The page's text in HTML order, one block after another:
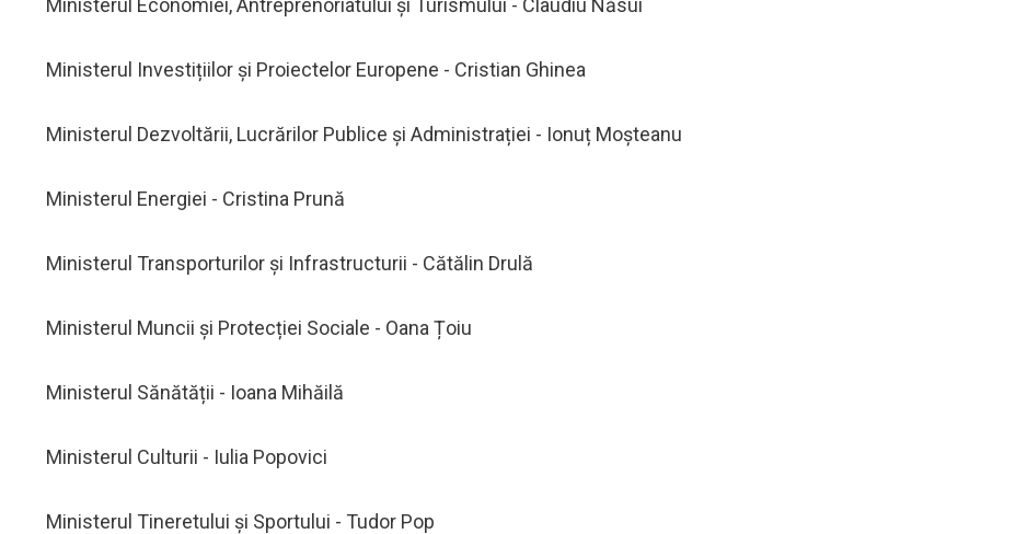
Ministerul Investițiilor și Proiectelor Europene - Cristian Ghinea
Ministerul Dezvoltării, Lucrărilor Publice și Administrației - Ionuț Moșteanu
Ministerul Energiei - Cristina Prună
Ministerul Transporturilor și Infrastructurii - Cătălin Drulă
Ministerul Muncii și Protecției Sociale - Oana Țoiu
Ministerul Sănătății - Ioana Mihăilă
Ministerul Culturii - Iulia Popovici
Ministerul Tineretului și Sportului - Tudor Pop